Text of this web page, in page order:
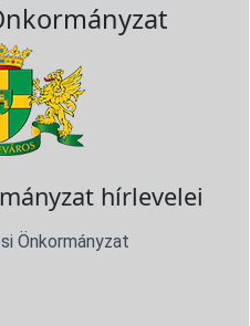
hírlevelei
Önkormányzat